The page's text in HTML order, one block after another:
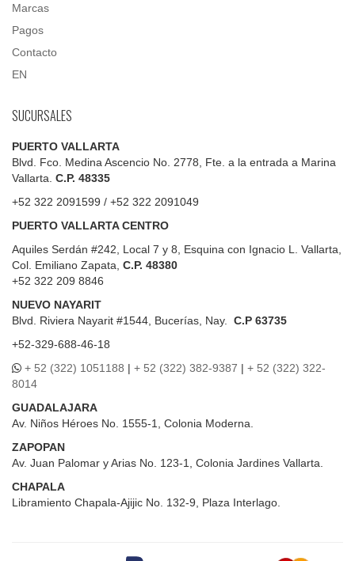
Marcas
Pagos
Contacto
EN
SUCURSALES
PUERTO VALLARTA
Blvd. Fco. Medina Ascencio No. 2778, Fte. a la entrada a Marina
Vallarta. C.P. 48335
+52 322 2091599 / +52 322 2091049
PUERTO VALLARTA CENTRO
Aquiles Serdán #242, Local 7 y 8, Esquina con Ignacio L. Vallarta,
Col. Emiliano Zapata, C.P. 48380
+52 322 209 8846
NUEVO NAYARIT
Blvd.
Riviera Nayarit #1544, Bucerías, Nay. C.P 63735
+52-329-688-46-18
+ 52 (322) 1051188 | + 52 (322) 382-9387 | + 52 (322) 322-
8014
GUADALAJARA
Av. Niños Héroes No. 1555-1, Colonia Moderna.
ZAPOPAN
Av. Juan Palomar y Arias No. 123-1, Colonia Jardines Vallarta.
CHAPALA
Libramiento Chapala-Ajijic No. 132-9, Plaza Interlago.